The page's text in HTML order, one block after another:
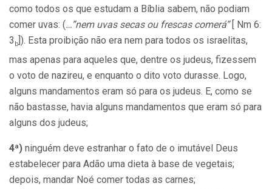
como todos os que estudam a Bíblia sabem, não podiam
comer uvas: (…”nem uvas secas ou frescas comerá” [ Nm 6:
3 b]). Esta proibição não era nem para todos os israelitas,
mas apenas para aqueles que, dentre os judeus, fizessem
o voto de nazireu, e enquanto o dito voto durasse. Logo,
alguns mandamentos eram só para os judeus. E, como se
não bastasse, havia alguns mandamentos que eram só para
alguns dos judeus;
4ª) ninguém deve estranhar o fato de o imutável Deus
estabelecer para Adão uma dieta à base de vegetais;
depois, mandar Noé comer todas as carnes;